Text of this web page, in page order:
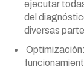
ejecutar
del
diversas